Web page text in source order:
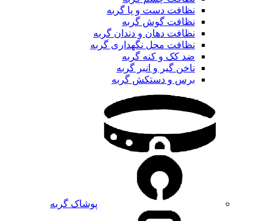
نظافت دست و پا گربه
نظافت گوش گربه
نظافت دهان و دندان گربه
نظافت محل نگهداری گربه
ضد کک و کنه گربه
ناخن گیر و انبر گربه
برس و دستکش گربه
پوشاک گربه